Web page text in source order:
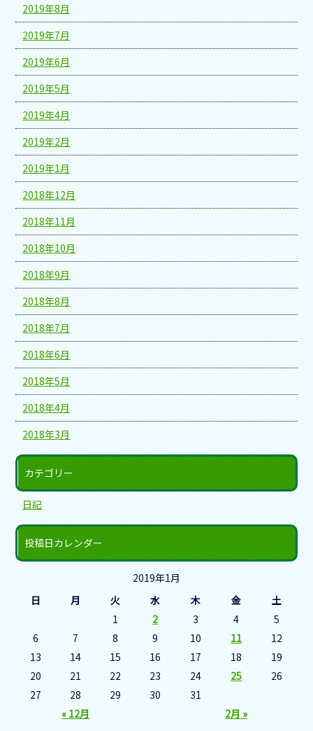
2019年8月
2019年7月
2019年6月
2019年5月
2019年4月
2019年2月
2019年1月
2018年12月
2018年11月
2018年10月
2018年9月
2018年8月
2018年7月
2018年6月
2018年5月
2018年4月
2018年3月
カテゴリー
日記
投稿日カレンダー
2019年1月
日
月 火 水 木 金 土
« 12月 2月 »
1 2 3 4
5
6
7 8 9 10 11
12
13
14 15 16 17 18
19
20
21 22 23 24 25
26
27
28 29 30 31